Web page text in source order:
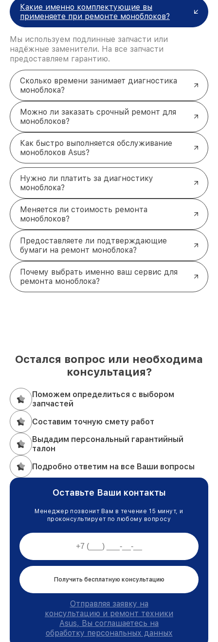
компонентов.
Обратитесь за ремонтом
моноблоков ASUS
Для получения консультации или записи на
обслуживание свяжитесь с нами по телефону +7
(383) 202-18-57 или посетите наш сервисный
центр по адресу ул. Фрунзе, 238, корп. 4. Мы
готовы помочь вам восстановить
работоспособность вашего устройства в
кратчайшие сроки.
Какие именно комплектующие вы
применяете при ремонте моноблоков?
Мы используем подлинные запчасти или
надёжные заменители. На все запчасти
предоставляем гарантию.
Сколько времени занимает диагностика
моноблока?
Можно ли заказать срочный ремонт для
моноблоков?
Как быстро выполняется обслуживание
моноблоков Asus?
Нужно ли платить за диагностику
моноблока?
Меняется ли стоимость ремонта
моноблоков?
Предоставляете ли подтверждающие
бумаги на ремонт моноблока?
Почему выбрать именно ваш сервис для
ремонта моноблока?
Остался вопрос или необходима
консультация?
Поможем определиться с выбором
запчастей
Составим точную смету работ
Выдадим персональный гарантийный
талон
Подробно ответим на все Ваши вопросы
Оставьте Ваши контакты
Менеджер позвонит Вам в течение 15 минут, и
проконсультирует по любому вопросу
Получить бесплатную консультацию
Отправляя заявку на
консультацию и ремонт техники
Asus, Вы соглашаетесь на
обработку персональных данных